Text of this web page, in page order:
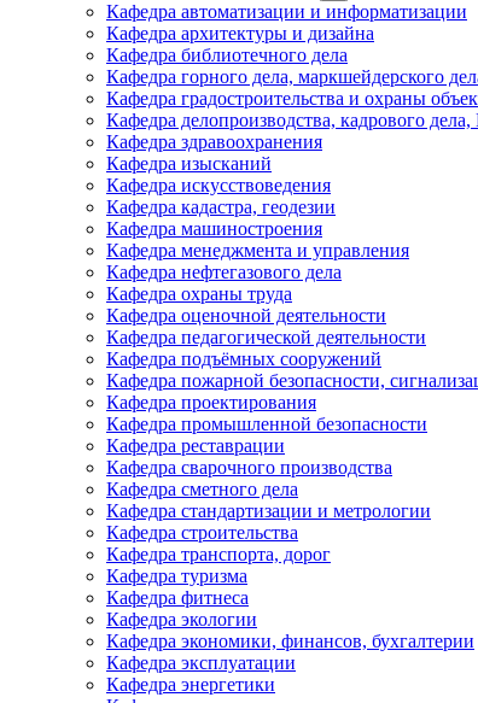
Кафедра автоматизации и информатизации
Кафедра архитектуры и дизайна
Кафедра библиотечного дела
Кафедра горного дела, маркшейдерского
Кафедра градостроительства и охраны
Кафедра делопроизводства, кадрового дела,
Кафедра здравоохранения
Кафедра изысканий
Кафедра искусствоведения
Кафедра кадастра, геодезии
Кафедра машиностроения
Кафедра менеджмента и управления
Кафедра нефтегазового дела
Кафедра охраны труда
Кафедра оценочной деятельности
Кафедра педагогической деятельности
Кафедра подъёмных сооружений
Кафедра пожарной безопасности,
Кафедра проектирования
Кафедра промышленной безопасности
Кафедра реставрации
Кафедра сварочного производства
Кафедра сметного дела
Кафедра стандартизации и метрологии
Кафедра строительства
Кафедра транспорта, дорог
Кафедра туризма
Кафедра фитнеса
Кафедра экологии
Кафедра экономики, финансов, бухгалтерии
Кафедра эксплуатации
Кафедра энергетики